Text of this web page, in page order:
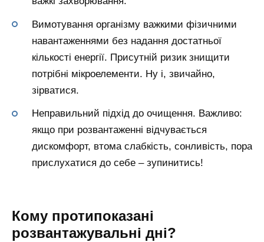
Вимотування організму важкими фізичними
навантаженнями без надання достатньої
кількості енергії. Присутній ризик знищити
потрібні мікроелементи. Ну і, звичайно,
зірватися.
Неправильний підхід до очищення. Важливо:
якщо при розвантаженні відчувається
дискомфорт, втома слабкість, сонливість, пора
прислухатися до себе – зупинитись!
Кому протипоказані
розвантажувальні дні?